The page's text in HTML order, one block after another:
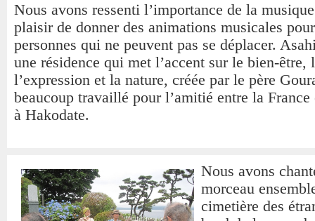
Nous avons ressenti l’importance de la
plaisir de donner des animations musicales
personnes qui ne peuvent pas se déplacer.
une résidence qui met l’accent sur le bien-être,
l’expression et la nature, créée par le père
beaucoup travaillé pour l’amitié entre la France
à Hakodate.
Nous avons
morceau
cimetière des